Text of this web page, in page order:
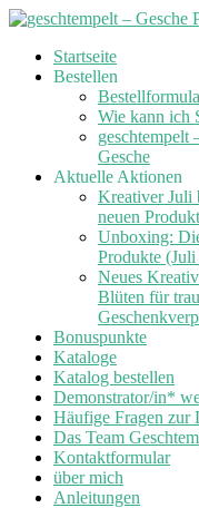
Skip
Startseite
Bestellen
Wie kann ich
geschtempelt
Gesche
Aktuelle Aktionen
Kreativer Juli
neuen
Unboxing:
Produkte
Neues
Blüten für
Bonuspunkte
Kataloge
Katalog bestellen
Demonstrator/in*
Häufige Fragen zur
Das Team
Kontaktformular
über mich
Anleitungen